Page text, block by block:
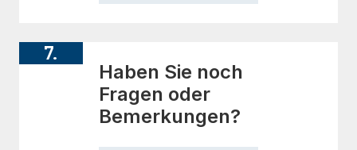
7.
Haben Sie noch
Fragen oder
Bemerkungen?